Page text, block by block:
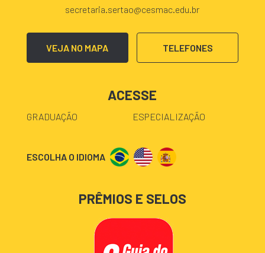
secretaria.sertao@cesmac.edu.br
VEJA NO MAPA TELEFONES
ACESSE
GRADUAÇÃO ESPECIALIZAÇÃO
ESCOLHA O IDIOMA
PRÊMIOS E SELOS